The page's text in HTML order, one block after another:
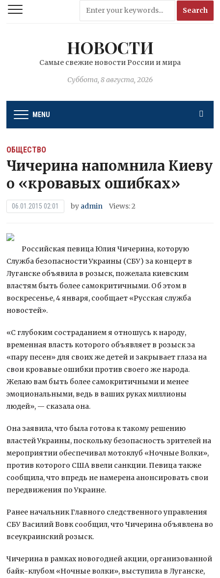
НОВОСТИ
Самые свежие новости России и мира
Суббота, 8 августа, 2026
MENU
ОБЩЕСТВО
Чичерина напомнила Киеву
о «кровавых ошибках»
06.01.2015 02:01 by admin Views: 2
Российская певица Юлия Чичерина, которую
Служба безопасности Украины (СБУ) за концерт в
Луганске объявила в розыск, пожелала киевским
властям быть более самокритичными. Об этом в
воскресенье, 4 января, сообщает «Русская служба
новостей».
«С глубоким состраданиемя отношусь к народу,
временная власть которого объявляет в розыск за
«пару песен» для своих же детей и закрывает глаза на
свои кровавые ошибки против своего же народа.
Желаю вам быть более самокритичными и менее
эмоциональными, ведь в ваших руках миллионы
людей», — сказала она.
Она заявила, что была готова к такому решению
властей Украины, поскольку безопасность зрителей на
мероприятии обеспечивал мотоклуб «Ночные Волки»,
против которого США ввели санкции. Певица также
сообщила, что впредь не намерена анонсировать свои
передвижения по Украине.
Ранее начальник Главного следственного управления
СБУ Василий Вовк сообщил, что Чичерина объявлена во
всеукраинский розыск.
Чичерина в рамках новогодней акции, организованной
байк-клубом «Ночные волки», выступила в Луганске,